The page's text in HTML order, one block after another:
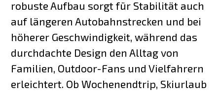
robuste Aufbau sorgt für Stabilität auch
auf längeren Autobahnstrecken und bei
höherer Geschwindigkeit, während das
durchdachte Design den Alltag von
Familien, Outdoor-Fans und Vielfahrern
erleichtert. Ob Wochenendtrip, Skiurlaub